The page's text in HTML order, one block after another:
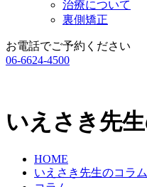
治療について
裏側矯正
お電話でご予約ください
06-6624-4500
いえさき先
HOME
いえさき先生のコラム